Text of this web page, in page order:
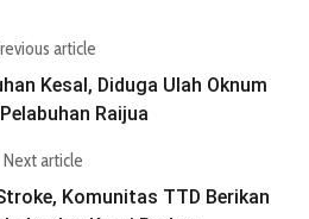
article
Kesal, Diduga Ulah Oknum
Raijua
Next article
Komunitas TTD Berikan